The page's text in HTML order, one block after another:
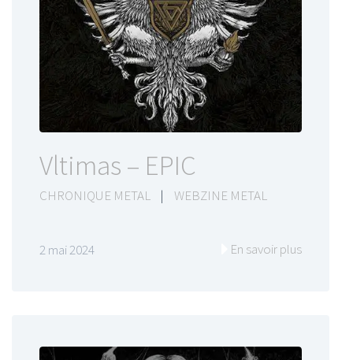
Vltimas – EPIC
CHRONIQUE METAL | WEBZINE METAL
2 mai 2024 En savoir plus